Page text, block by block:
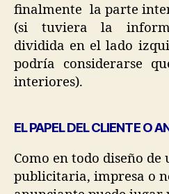
finalmente la parte
(si tuviera la
dividida en el lado
podría considerarse
interiores).
EL PAPEL DEL CLIENTE O
Como en todo diseño de
publicitaria, impresa o